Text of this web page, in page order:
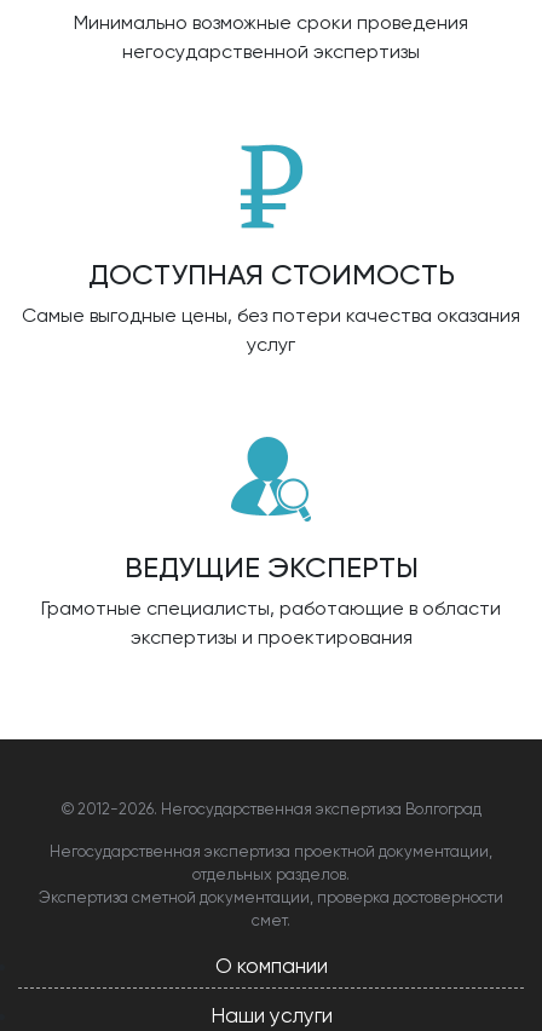
Минимально возможные сроки проведения
негосударственной экспертизы
ДОСТУПНАЯ СТОИМОСТЬ
Самые выгодные цены, без потери качества оказания
услуг
ВЕДУЩИЕ ЭКСПЕРТЫ
Грамотные специалисты, работающие в области
экспертизы и проектирования
© 2012-2026. Негосударственная экспертиза Волгоград
Негосударственная экспертиза проектной документации,
отдельных разделов.
Экспертиза сметной документации, проверка достоверности
смет.
О компании
Наши услуги